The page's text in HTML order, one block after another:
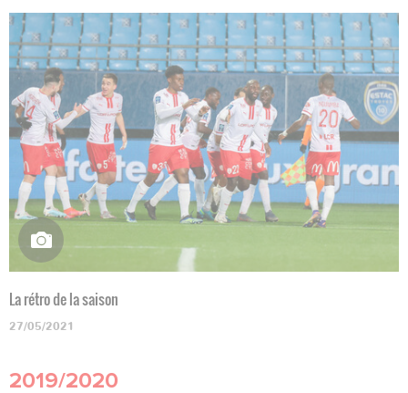
La rétro de la saison
27/05/2021
2019/2020